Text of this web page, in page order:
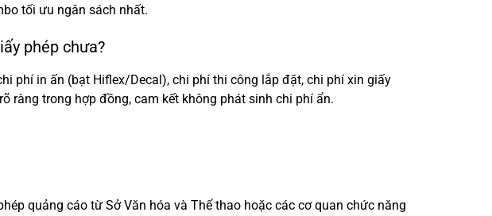
tối ưu ngân sách nhất.
phép chưa?
phí in ấn (bạt Hiflex/Decal), chi phí thi công lắp đặt, chi phí xin giấy
ràng trong hợp đồng, cam kết không phát sinh chi phí ẩn.
quảng cáo từ Sở Văn hóa và Thể thao hoặc các cơ quan chức năng